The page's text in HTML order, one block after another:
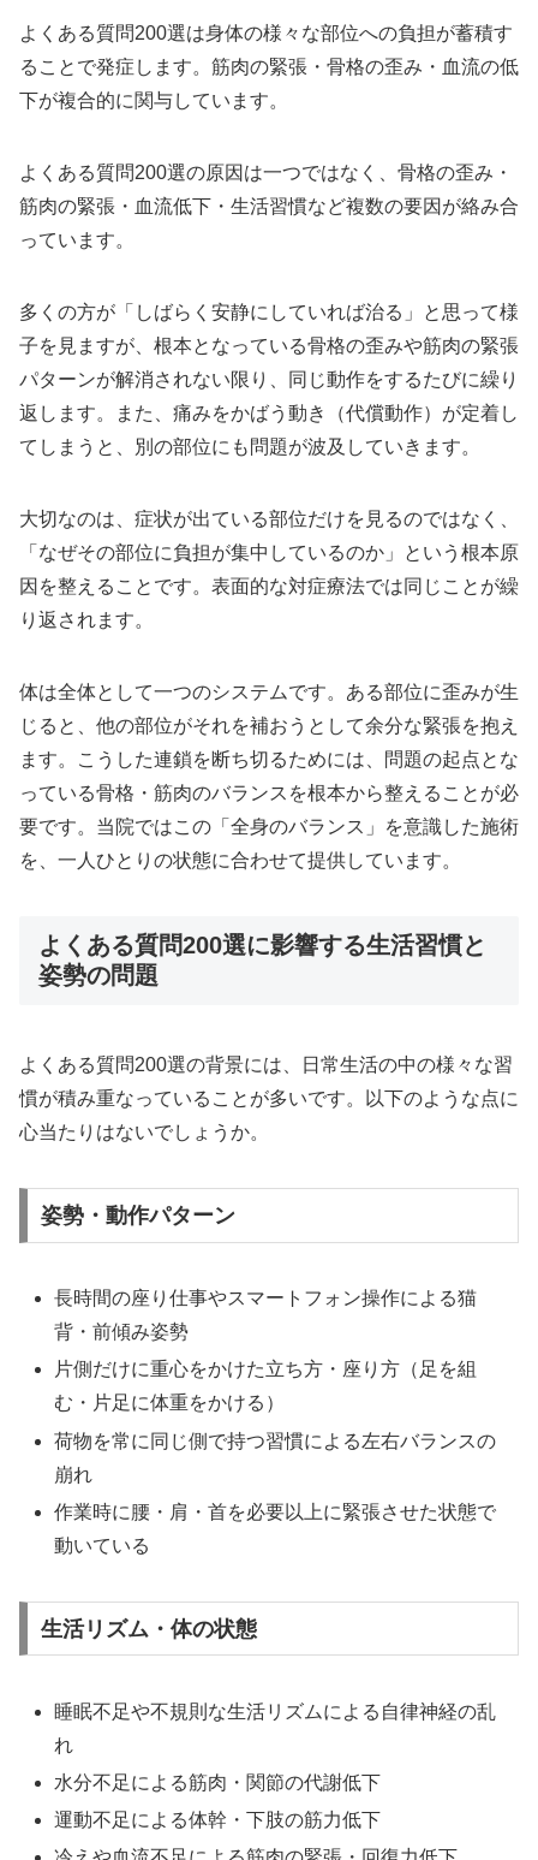
よくある質問200選は身体の様々な部位への負担が蓄積す
ることで発症します。筋肉の緊張・骨格の歪み・血流の低
下が複合的に関与しています。
よくある質問200選の原因は一つではなく、骨格の歪み・
筋肉の緊張・血流低下・生活習慣など複数の要因が絡み合
っています。
多くの方が「しばらく安静にしていれば治る」と思って様
子を見ますが、根本となっている骨格の歪みや筋肉の緊張
パターンが解消されない限り、同じ動作をするたびに繰り
返します。また、痛みをかばう動き（代償動作）が定着し
てしまうと、別の部位にも問題が波及していきます。
大切なのは、症状が出ている部位だけを見るのではなく、
「なぜその部位に負担が集中しているのか」という根本原
因を整えることです。表面的な対症療法では同じことが繰
り返されます。
体は全体として一つのシステムです。ある部位に歪みが生
じると、他の部位がそれを補おうとして余分な緊張を抱え
ます。こうした連鎖を断ち切るためには、問題の起点とな
っている骨格・筋肉のバランスを根本から整えることが必
要です。当院ではこの「全身のバランス」を意識した施術
を、一人ひとりの状態に合わせて提供しています。
よくある質問200選に影響する生活習慣と
姿勢の問題
よくある質問200選の背景には、日常生活の中の様々な習
慣が積み重なっていることが多いです。以下のような点に
心当たりはないでしょうか。
姿勢・動作パターン
長時間の座り仕事やスマートフォン操作による猫
背・前傾み姿勢
片側だけに重心をかけた立ち方・座り方（足を組
む・片足に体重をかける）
荷物を常に同じ側で持つ習慣による左右バランスの
崩れ
作業時に腰・肩・首を必要以上に緊張させた状態で
動いている
生活リズム・体の状態
睡眠不足や不規則な生活リズムによる自律神経の乱
れ
水分不足による筋肉・関節の代謝低下
運動不足による体幹・下肢の筋力低下